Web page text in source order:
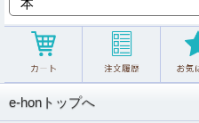
e-honトップへ